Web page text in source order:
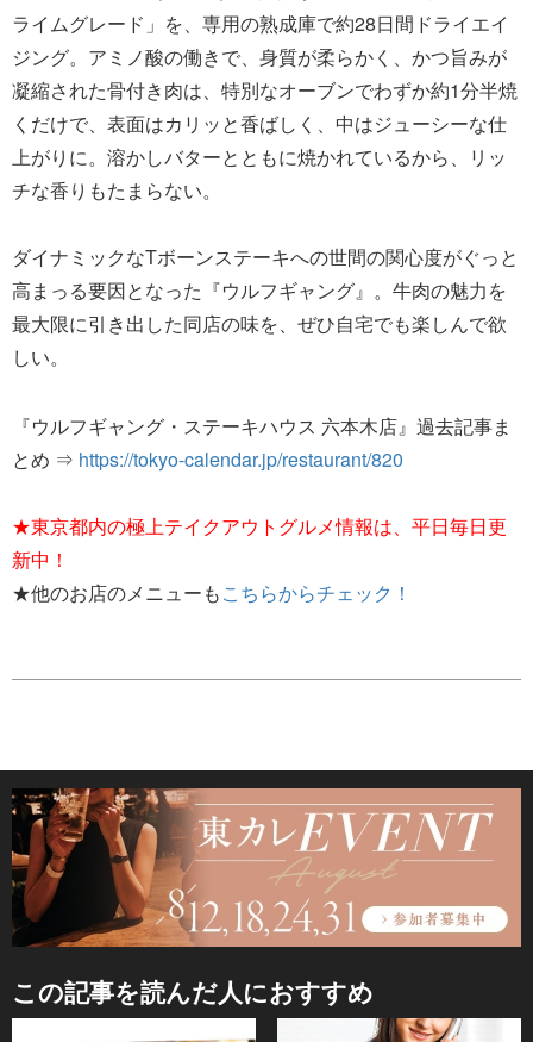
ライムグレード」を、専用の熟成庫で約28日間ドライエイ
ジング。アミノ酸の働きで、身質が柔らかく、かつ旨みが
凝縮された骨付き肉は、特別なオーブンでわずか約1分半焼
くだけで、表面はカリッと香ばしく、中はジューシーな仕
上がりに。溶かしバターとともに焼かれているから、リッ
チな香りもたまらない。
ダイナミックなTボーンステーキへの世間の関心度がぐっと
高まっる要因となった『ウルフギャング』。牛肉の魅力を
最大限に引き出した同店の味を、ぜひ自宅でも楽しんで欲
しい。
『ウルフギャング・ステーキハウス 六本木店』過去記事ま
とめ ⇒ https://tokyo-calendar.jp/restaurant/820
★東京都内の極上テイクアウトグルメ情報は、平日毎日更
新中！
★他のお店のメニューもこちらからチェック！
この記事を読んだ人におすすめ